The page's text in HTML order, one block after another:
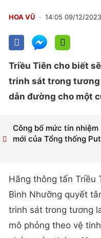
HOA VŨ 14:05 09/12/2023
Triều Tiên cho biết
trinh sát trong
dẫn đường cho một
Công bố mức tín nhiệm
mới của Tổng thống
Hãng thông tấn Triều
Bình Nhưỡng quyết
trinh sát trong tương
mô phỏng theo vệ